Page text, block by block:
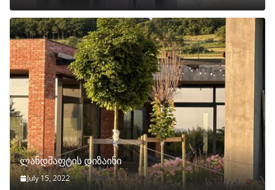
ლანდშაფტის დიზაინი
July 15, 2022